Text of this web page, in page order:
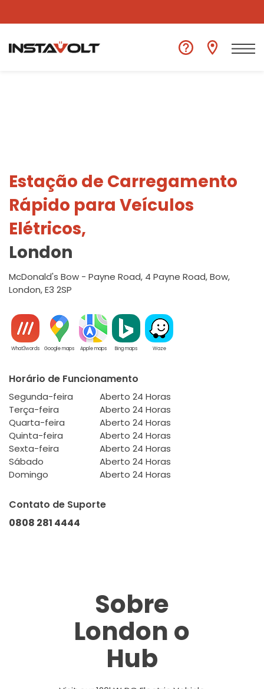
Ver outra localização
Estação de Carregamento
Rápido para Veículos
Elétricos,
London
McDonald's Bow - Payne Road, 4 Payne Road, Bow,
London, E3 2SP
What3words Google maps Apple maps Bing maps Waze
Horário de Funcionamento
Segunda-feira
Aberto 24 Horas
Terça-feira
Aberto 24 Horas
Quarta-feira
Aberto 24 Horas
Quinta-feira
Aberto 24 Horas
Sexta-feira
Aberto 24 Horas
Sábado
Aberto 24 Horas
Domingo
Aberto 24 Horas
Contato de Suporte
0808 281 4444
Sobre
London o
Hub